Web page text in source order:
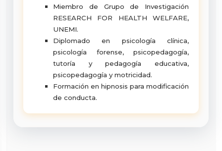
Miembro de Grupo de Investigación
RESEARCH FOR HEALTH WELFARE,
UNEMI.
Diplomado en psicología clínica,
psicología forense, psicopedagogía,
tutoría y pedagogía educativa,
psicopedagogía y motricidad.
Formación en hipnosis para modificación
de conducta.